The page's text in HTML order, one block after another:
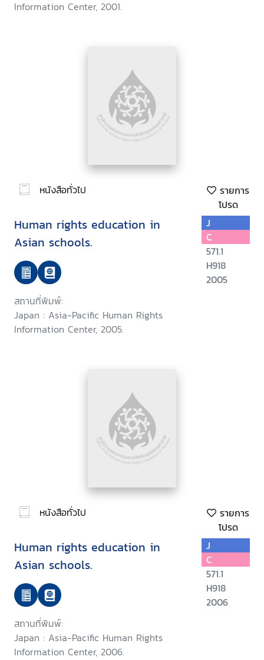
Information Center, 2001.
หนังสือทั่วไป
รายการ
โปรด
Human rights education in
Asian schools.
สถานที่พิมพ์:
Japan : Asia-Pacific Human Rights
Information Center, 2005.
J
C
571.1
H918
2005
หนังสือทั่วไป
รายการ
โปรด
Human rights education in
Asian schools.
สถานที่พิมพ์:
Japan : Asia-Pacific Human Rights
Information Center, 2006.
J
C
571.1
H918
2006